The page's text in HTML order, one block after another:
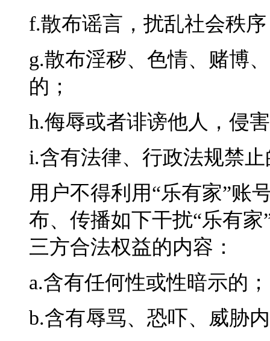
f.散布谣言，扰乱社会秩
g.散布淫秽、色情、赌博
的；
h.侮辱或者诽谤他人，侵
i.含有法律、行政法规禁
用户不得利用“乐有家”账
布、传播如下干扰“乐有
三方合法权益的内容：
a.含有任何性或性暗示的；
b.含有辱骂、恐吓、威胁